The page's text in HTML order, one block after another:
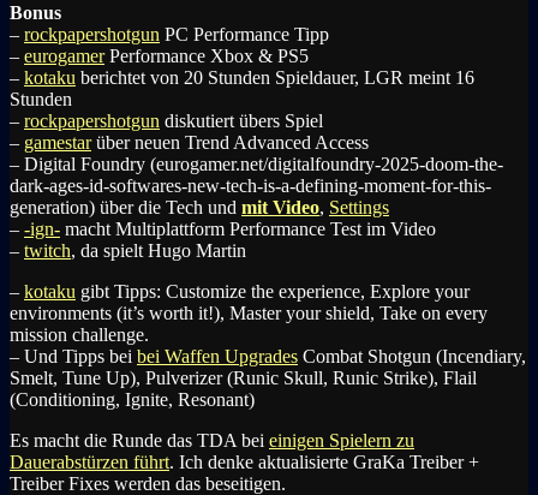
Bonus
– rockpapershotgun PC Performance Tipp
– eurogamerPerformance Xbox & PS5
– kotaku berichtet von 20 Stunden Spieldauer, LGR meint 16
Stunden
– rockpapershotgun diskutiert übers Spiel
– gamestarüber neuen Trend Advanced Access
– Digital Foundry (eurogamer.net/digitalfoundry-2025-doom-the-
dark-ages-id-softwares-new-tech-is-a-defining-moment-for-this-
generation) über die Tech und mit Video, Settings
– -ign- macht Multiplattform Performance Test im Video
– twitch, da spielt Hugo Martin
– kotaku gibt Tipps: Customize the experience, Explore your
environments (it’s worth it!), Master your shield, Take on every
mission challenge.
– Und Tipps bei bei Waffen Upgrades Combat Shotgun (Incendiary,
Smelt, Tune Up), Pulverizer (Runic Skull, Runic Strike), Flail
(Conditioning, Ignite, Resonant)
Es macht die Runde das TDA bei einigen Spielern zu
Dauerabstürzen führt. Ich denke aktualisierte GraKa Treiber +
Treiber Fixes werden das beseitigen.